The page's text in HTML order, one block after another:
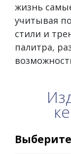
жизнь
учитывая
стили и
палитра,